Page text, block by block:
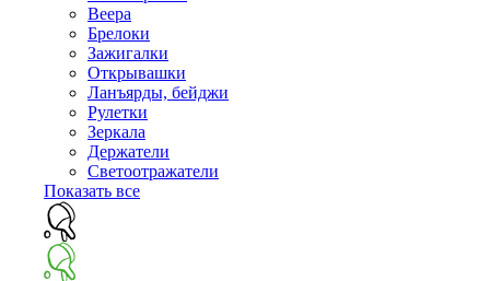
Веера
Брелоки
Зажигалки
Открывашки
Ланъярды, бейджи
Рулетки
Зеркала
Держатели
Светоотражатели
Показать все